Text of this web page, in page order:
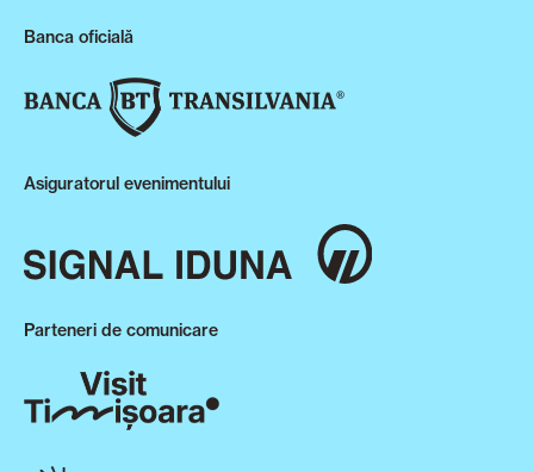
Banca oficială
Asiguratorul evenimentului
Parteneri de comunicare